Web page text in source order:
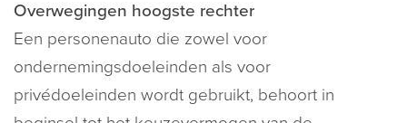
Overwegingen hoogste rechter
Een personenauto die zowel voor
ondernemingsdoeleinden als voor
privédoeleinden wordt gebruikt, behoort in